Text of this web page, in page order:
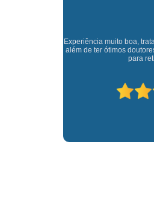
Experiência muito boa, trata
além de ter ótimos doutores que
para retirar